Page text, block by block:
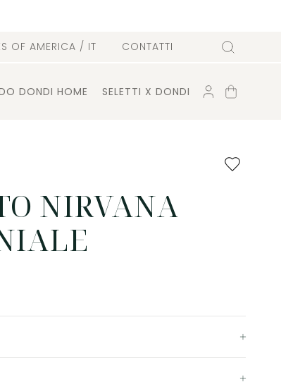
OF AMERICA / IT CONTATTI Cerca
DONDI HOME SELETTI X DONDI ACCOUNT
CARRELLO
Aggiungi
NIRVANA